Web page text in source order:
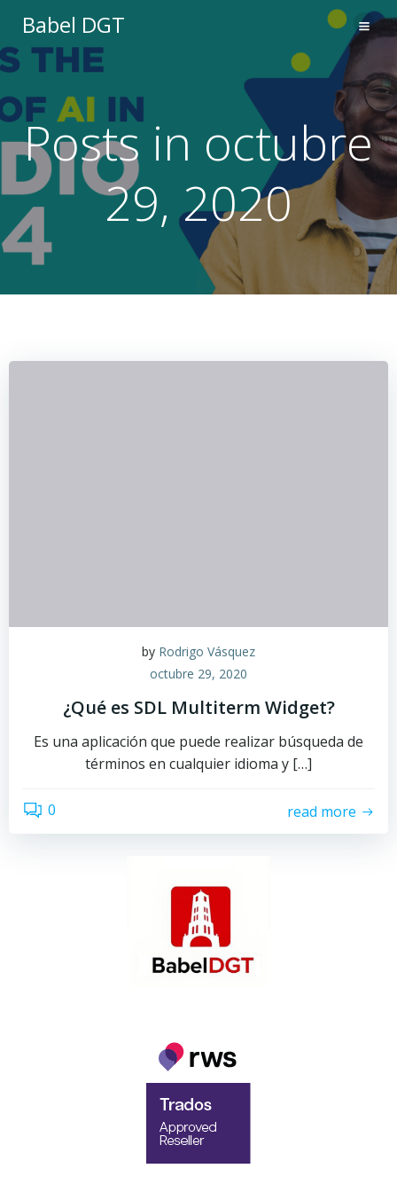
Babel DGT
Posts in octubre
29, 2020
by Rodrigo Vásquez
octubre 29, 2020
¿Qué es SDL Multiterm Widget?
Es una aplicación que puede realizar búsqueda de
términos en cualquier idioma y […]
0 read more